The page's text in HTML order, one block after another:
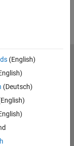
(English)
(Deutsch)
Richtlinien
Website auswählen
Deutschland